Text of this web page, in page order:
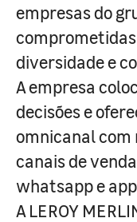
empresas do
diversidade e
A empresa
decisões e
omnicanal com
canais de
whatsapp e
A LEROY